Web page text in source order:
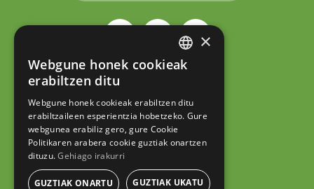
ESKORIATZAKO UDALA
Fernando Eskoriatza plaza 1
Tel.: 943 71 44 07
hazi@eskoriatza.eus
Contacto
Aviso legal
Política de privacidad
BASQUE
×
Webgune honek cookieak
erabiltzen ditu
Webgune honek cookieak erabiltzen ditu
erabiltzaileen esperientzia hobetzeko. Gure
webgunea erabiliz gero, gure Cookie
Politikaren arabera cookie guztiak onartzen
dituzu. Gehiago irakurri
GUZTIAK ONARTU GUZTIAK UKATU